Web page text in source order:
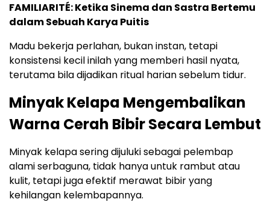
FAMILIARITÉ: Ketika Sinema dan Sastra Bertemu
dalam Sebuah Karya Puitis
Madu bekerja perlahan, bukan instan, tetapi
konsistensi kecil inilah yang memberi hasil nyata,
terutama bila dijadikan ritual harian sebelum tidur.
Minyak Kelapa Mengembalikan
Warna Cerah Bibir Secara Lembut
Minyak kelapa sering dijuluki sebagai pelembap
alami serbaguna, tidak hanya untuk rambut atau
kulit, tetapi juga efektif merawat bibir yang
kehilangan kelembapannya.